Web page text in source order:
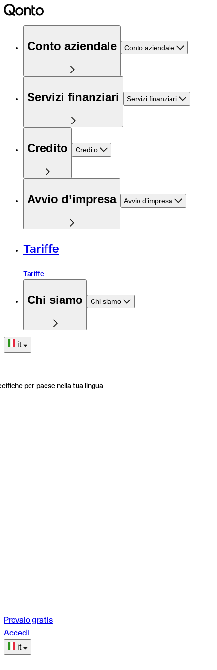
Conto aziendale Conto aziendale
Servizi finanziari Servizi finanziari
Credito Credito
Avvio d’impresa Avvio d’impresa
Tariffe
Tariffe
Chi siamo Chi siamo
it
per paese nella tua lingua
Provalo gratis
Accedi
it